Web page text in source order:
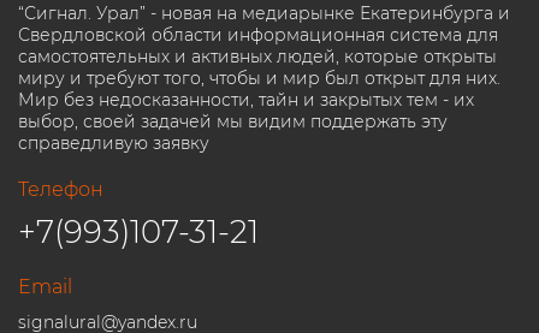
“Сигнал. Урал” - новая на медиарынке Екатеринбурга и
Свердловской области информационная система для
самостоятельных и активных людей, которые открыты
миру и требуют того, чтобы и мир был открыт для них.
Мир без недосказанности, тайн и закрытых тем - их
выбор, своей задачей мы видим поддержать эту
справедливую заявку
Телефон
+7(993)107-31-21
Email
signalural@yandex.ru